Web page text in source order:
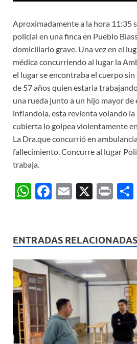
Aproximadamente a la hora 11:35
policial en una finca en Pueblo
domiciliario grave. Una vez en el
médica concurriendo al lugar la
el lugar se encontraba el cuerpo
de 57 años quien estaria
una rueda junto a un hijo mayor de
inflandola, esta revienta volando
cubierta lo golpea violentamente
La Dra.que concurrió en
fallecimiento. Concurre al lugar
trabaja.
W
s
A
p
p
F
b
o
o
E
X
P
p
ENTRADAS RELACIONADAS